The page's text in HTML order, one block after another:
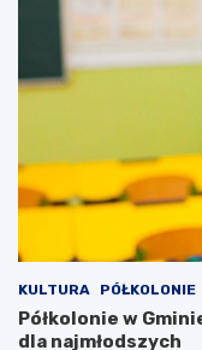
KULTURA PÓŁKOLONIE
Półkolonie w
dla najmłodszych